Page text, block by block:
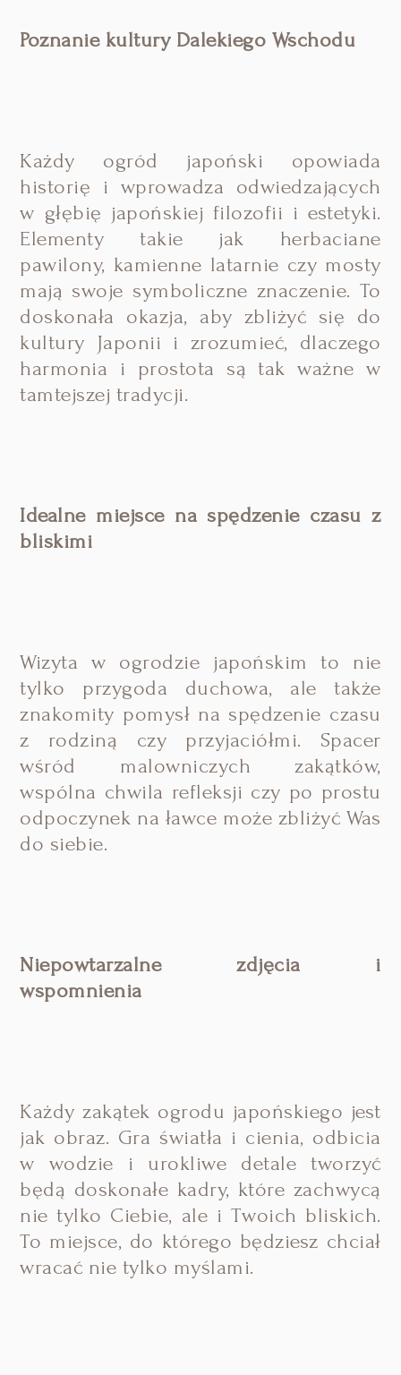
Poznanie kultury Dalekiego Wschodu
Każdy ogród japoński opowiada
historię i wprowadza odwiedzających
w głębię japońskiej filozofii i estetyki.
Elementy takie jak herbaciane
pawilony, kamienne latarnie czy mosty
mają swoje symboliczne znaczenie. To
doskonała okazja, aby zbliżyć się do
kultury Japonii i zrozumieć, dlaczego
harmonia i prostota są tak ważne w
tamtejszej tradycji.
Idealne miejsce na spędzenie czasu z
bliskimi
Wizyta w ogrodzie japońskim to nie
tylko przygoda duchowa, ale także
znakomity pomysł na spędzenie czasu
z rodziną czy przyjaciółmi. Spacer
wśród malowniczych zakątków,
wspólna chwila refleksji czy po prostu
odpoczynek na ławce może zbliżyć Was
do siebie.
Niepowtarzalne zdjęcia i
wspomnienia
Każdy zakątek ogrodu japońskiego jest
jak obraz. Gra światła i cienia, odbicia
w wodzie i urokliwe detale tworzyć
będą doskonałe kadry, które zachwycą
nie tylko Ciebie, ale i Twoich bliskich.
To miejsce, do którego będziesz chciał
wracać nie tylko myślami.